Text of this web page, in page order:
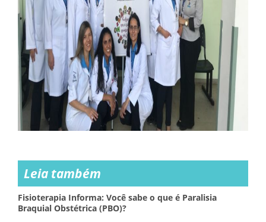
Leia também
Fisioterapia Informa: Você sabe o que é Paralisia
Braquial Obstétrica (PBO)?